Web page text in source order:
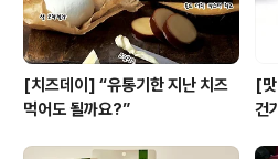
[치즈데이] “유통기한 지난 치즈
먹어도 될까요?”
[
건